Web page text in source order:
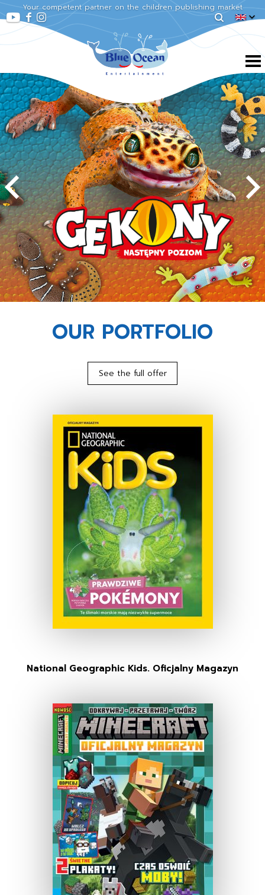
Your competent partner on the children publishing market
OUR PORTFOLIO
See the full offer
National Geographic Kids. Oficjalny Magazyn